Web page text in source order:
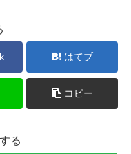
はてブ
コピー
る